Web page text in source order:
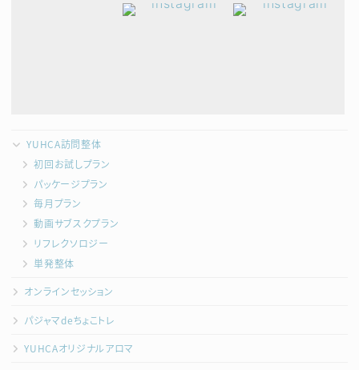
YUHCA訪問整体
初回お試しプラン
パッケージプラン
毎月プラン
動画サブスクプラン
リフレクソロジー
単発整体
オンラインセッション
パジャマdeちょこトレ
YUHCAオリジナルアロマ